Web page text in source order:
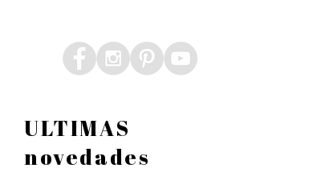
ULTIMAS
novedades